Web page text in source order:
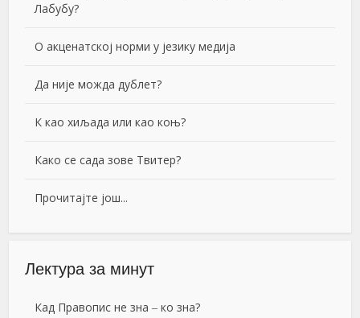
Лабубу?
О акценатској норми у језику медија
Да није можда дублет?
К као хиљада или као коњ?
Како се сада зове Твитер?
Прочитајте још...
Лектура за минут
Кад Правопис не зна ‒ ко зна?